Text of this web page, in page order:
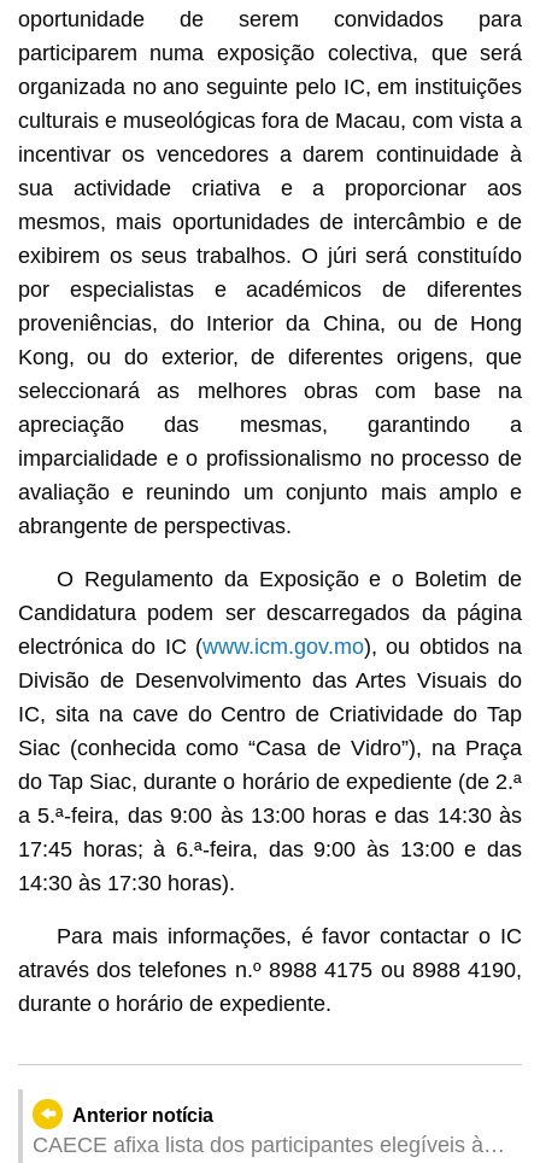
oportunidade de serem convidados para
participarem numa exposição colectiva, que será
organizada no ano seguinte pelo IC, em instituições
culturais e museológicas fora de Macau, com vista a
incentivar os vencedores a darem continuidade à
sua actividade criativa e a proporcionar aos
mesmos, mais oportunidades de intercâmbio e de
exibirem os seus trabalhos. O júri será constituído
por especialistas e académicos de diferentes
proveniências, do Interior da China, ou de Hong
Kong, ou do exterior, de diferentes origens, que
seleccionará as melhores obras com base na
apreciação das mesmas, garantindo a
imparcialidade e o profissionalismo no processo de
avaliação e reunindo um conjunto mais amplo e
abrangente de perspectivas.
O Regulamento da Exposição e o Boletim de
Candidatura podem ser descarregados da página
electrónica do IC (www.icm.gov.mo), ou obtidos na
Divisão de Desenvolvimento das Artes Visuais do
IC, sita na cave do Centro de Criatividade do Tap
Siac (conhecida como “Casa de Vidro”), na Praça
do Tap Siac, durante o horário de expediente (de 2.ª
a 5.ª-feira, das 9:00 às 13:00 horas e das 14:30 às
17:45 horas; à 6.ª-feira, das 9:00 às 13:00 e das
14:30 às 17:30 horas).
Para mais informações, é favor contactar o IC
através dos telefones n.º 8988 4175 ou 8988 4190,
durante o horário de expediente.
Anterior notícia
CAECE afixa lista dos participantes elegíveis às